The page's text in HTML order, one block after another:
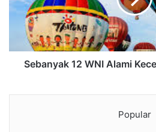
Sebanyak 12 WNI Alami
Popular